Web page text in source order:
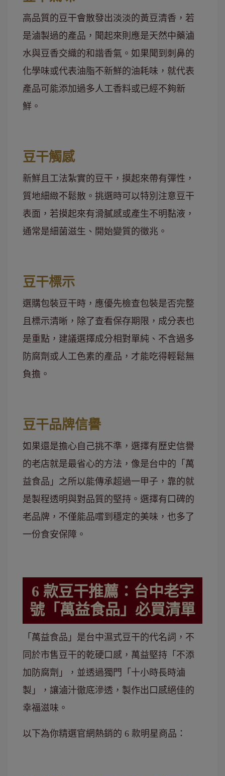
高品質的豆干會散發出淡淡的黃豆清香，若
是滷製過的產品，聞起來則應是天然中藥滷
水與豆香交織的和諧香氣。如果聞到刺鼻的
化學味或代表油脂不新鮮的油耗味，就代表
產品可能添加過多人工香料或已經不夠新
鮮。
豆干觸感
新鮮且工法紮實的豆干，摸起來帶有彈性，
質地細緻不鬆散。挑選時可以特別注意豆干
表面，若摸起來有滑膩感或產生不明黏液，
通常是細菌滋生、開始變質的徵兆。
豆干標示
選購包裝豆干時，應優先檢查包裝是否完整
且標示清晰，除了查看保存期限，成分表也
是重點，建議選擇成分相對單純、不含過多
防腐劑或人工色素的產品，才能吃得輕鬆無
負擔。
豆干品牌信譽
如果還是擔心自己挑不準，選擇有歷史信譽
的老店就是最省心的方法，像是台中的「萬
益食品」之所以能傳承超過一甲子，靠的就
是製程透明與對品質的堅持。選擇有口碑的
老品牌，不僅能品嚐到穩定的美味，也多了
一份食安保障。
6 款豆干推薦：台中老字
號「萬益食品」必買清單
「萬益食品」是台中濕式豆干的代名詞，不
同於市售豆干的乾硬口感，萬益堅持「不添
加防腐劑」，並透過獨門「十小時長時滷
製」，讓滷汁徹底滲透，製作出口感絕佳的
幸福滋味。
以下為你精選官網熱銷的 6 款明星商品：